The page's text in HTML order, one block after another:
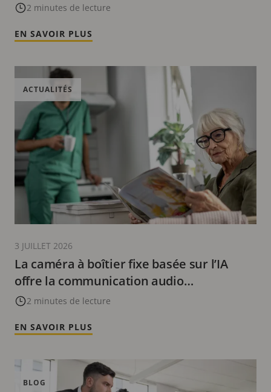
2 minutes de lecture
EN SAVOIR PLUS
La caméra à boîtier fixe basée sur l’IA
offre la communication audio
bidirectionnelle et une excellente qualité
2 minutes de lecture
ACTUALITÉS
3 JUILLET 2026
EN SAVOIR PLUS
BLOG